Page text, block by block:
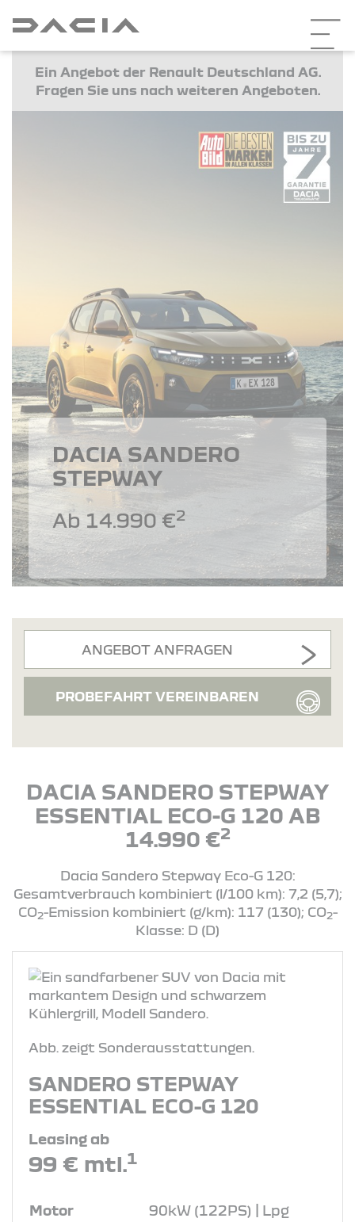
Ein Angebot der Renault Deutschland AG.
Fragen Sie uns nach weiteren Angeboten.
DACIA SANDERO
STEPWAY
Ab 14.990 €2
ANGEBOT ANFRAGEN
PROBEFAHRT VEREINBAREN
DACIA SANDERO STEPWAY
ESSENTIAL ECO-G 120 AB
14.990 €2
Dacia Sandero Stepway Eco-G 120:
Gesamtverbrauch kombiniert (l/100 km): 7,2 (5,7);
CO2-Emission kombiniert (g/km): 117 (130); CO2-
Klasse: D (D)
Abb. zeigt Sonderausstattungen.
SANDERO STEPWAY
ESSENTIAL ECO-G 120
Leasing ab
99 € mtl.1
Motor 90kW (122PS) | Lpg